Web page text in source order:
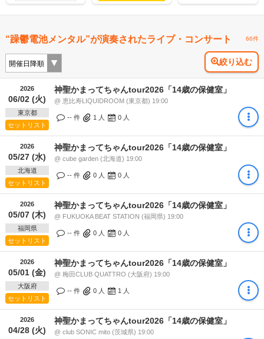
“躁鬱電池メンタル”が演奏されたライブ・コンサート 66件
絞り込む
2026
06/02 (火)
東京都
セットリスト
神聖かまってちゃんtour2026「14歳の保健室」
@ 恵比寿LIQUIDROOM (東京都) 19:00
-- 件 1 人 0 人
2026
05/27 (水)
北海道
セットリスト
神聖かまってちゃんtour2026「14歳の保健室」
@ cube garden (北海道) 19:00
-- 件 0 人 0 人
2026
05/07 (木)
福岡県
セットリスト
神聖かまってちゃんtour2026「14歳の保健室」
@ FUKUOKA BEAT STATION (福岡県) 19:00
-- 件 0 人 0 人
2026
05/01 (金)
大阪府
セットリスト
神聖かまってちゃんtour2026「14歳の保健室」
@ 梅田CLUB QUATTRO (大阪府) 19:00
-- 件 0 人 1 人
2026
04/28 (火)
神聖かまってちゃんtour2026「14歳の保健室」
@ club SONIC mito (茨城県) 19:00